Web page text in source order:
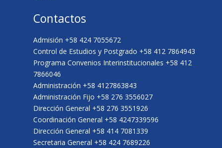
Contactos
Admisión +58 424 7055672
Control de Estudios y Postgrado +58 412 7864943
Programa Convenios Interinstitucionales +58 412
7866046
Administración +58 4127863843
Administración Fijo +58 276 3556027
Dirección General +58 276 3551926
Coordinación General +58 4247339596
Dirección General +58 414 7081339
Secretaria General +58 424 7689226